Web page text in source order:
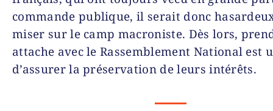
commande publique, il serait donc
miser sur le camp macroniste. Dès lors,
attache avec le Rassemblement National est
d’assurer la préservation de leurs intérêts.